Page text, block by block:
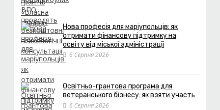
Нова професія для маріупольців: як
отримати фінансову підтримку на
освіту від міської адміністрації
6 Серпня 2026
Освітньо-грантова програма для
ветеранського бізнесу: як взяти участь
6 Серпня 2026